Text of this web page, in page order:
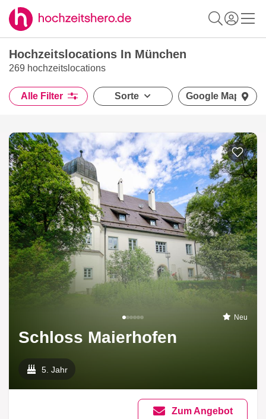
Hochzeitslocations In München
269 hochzeitslocations
Alle Filter Sorte Google Maps
Neu
Schloss Maierhofen
5. Jahr
Zum Angebot